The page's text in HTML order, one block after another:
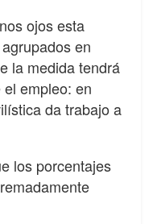
ojos esta
en
la medida tendrá
empleo: en
da trabajo a
los porcentajes